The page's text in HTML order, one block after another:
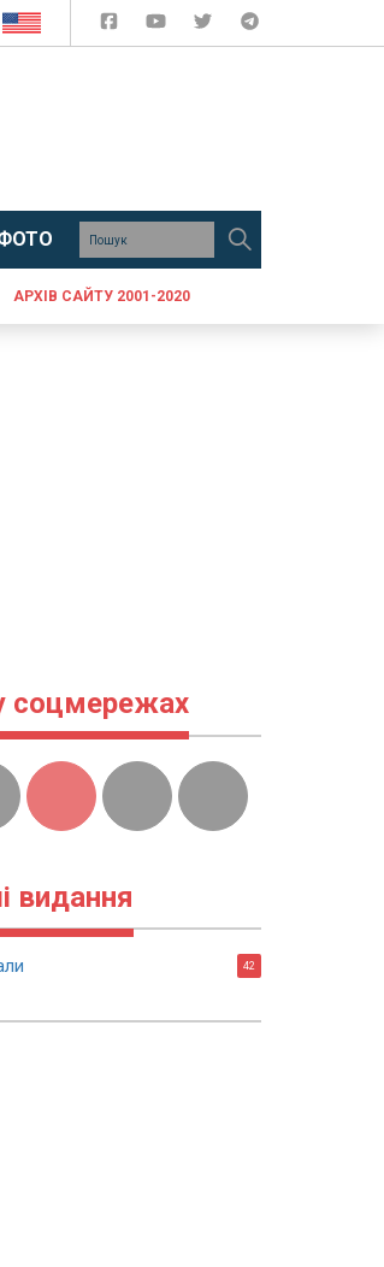
АРХІВ САЙТУ 2001-2020
соцмережах
видання
42